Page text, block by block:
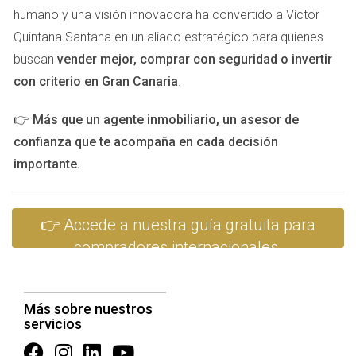
CASOS PRÁCTICOS
Para ilustrar mejor el proceso, aquí tienes tres casos
extranjeros.
1. María: La Búsqueda Perfecta en Marbella
en Marbella. Comenzó su investigación online pero pronto
se dio cuenta de que necesitaba ayuda local. Contactó a
Victor Quintana Santana, un agente inmobiliario con amplia
hasta encontrar la villa perfecta con vistas al mar. Gracias
al apoyo legal adecuado, María pudo cerrar el trato sin
contratiempos.
humano y una visión innovadora ha convertido a Víctor
Quintana Santana en un aliado estratégico para quienes
buscan vender mejor, comprar con seguridad o invertir
con criterio en Gran Canaria.
👉 Más que un agente inmobiliario, un asesor de
confianza que te acompaña en cada decisión
importante.
👉 Accede a nuestra guía gratuita para
compradores internacionales.
Más sobre nuestros
servicios